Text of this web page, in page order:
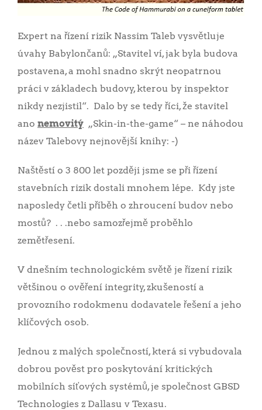
Expert na řízení rizik Nassim Taleb vysvětluje
úvahy Babylončanů: „Stavitel ví, jak byla budova
postavena, a mohl snadno skrýt neopatrnou
práci v základech budovy, kterou by inspektor
nikdy nezjistil“. Dalo by se tedy říci, že stavitel
ano nemovitý „Skin-in-the-game“ – ne náhodou
název Talebovy nejnovější knihy: -)
Naštěstí o 3 800 let později jsme se při řízení
stavebních rizik dostali mnohem lépe. Kdy jste
naposledy četli příběh o zhroucení budov nebo
mostů? . . .nebo samozřejmě proběhlo
zemětřesení.
V dnešním technologickém světě je řízení rizik
většinou o ověření integrity, zkušeností a
provozního rodokmenu dodavatele řešení a jeho
klíčových osob.
Jednou z malých společností, která si vybudovala
dobrou pověst pro poskytování kritických
mobilních síťových systémů, je společnost GBSD
Technologies z Dallasu v Texasu.